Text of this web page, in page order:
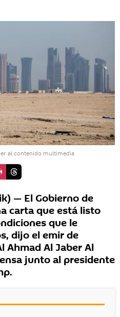
al contenido multimedia
— El Gobierno de
carta que está listo
que le
dijo el emir de
Ahmad Al Jaber Al
junto al presidente